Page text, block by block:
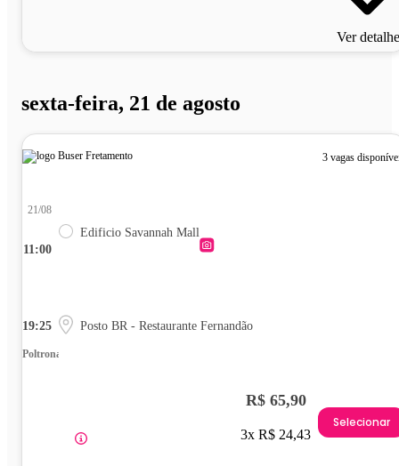
Ver
sexta-feira, 21 de agosto
3 vagas
11:00
21/08
Edificio Savannah Mall
19:25 Posto BR - Restaurante Fernandão
Poltrona
R$ 65,90
3x R$ 24,43
Selecionar